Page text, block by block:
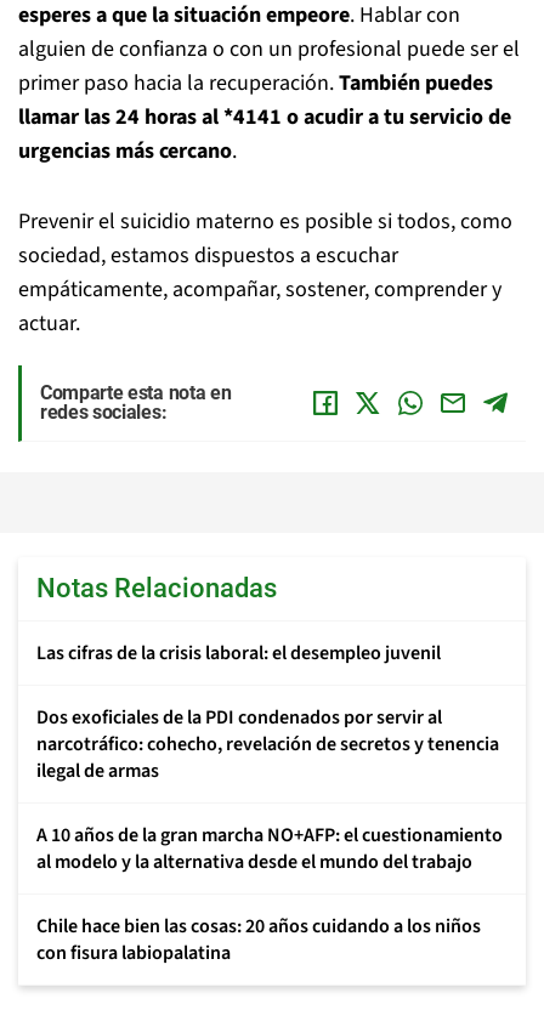
esperes a que la situación empeore. Hablar con
alguien de confianza o con un profesional puede ser el
primer paso hacia la recuperación.También puedes
llamar las 24 horas al *4141 o acudir a tu servicio de
urgencias más cercano.
Prevenir el suicidio materno es posible si todos, como
sociedad, estamos dispuestos a escuchar
empáticamente, acompañar, sostener, comprender y
actuar.
Comparte esta nota en
redes sociales:
Notas Relacionadas
Las cifras de la crisis laboral: el desempleo juvenil
Dos exoficiales de la PDI condenados por servir al
narcotráfico: cohecho, revelación de secretos y tenencia
ilegal de armas
A 10 años de la gran marcha NO+AFP: el cuestionamiento
al modelo y la alternativa desde el mundo del trabajo
Chile hace bien las cosas: 20 años cuidando a los niños
con fisura labiopalatina